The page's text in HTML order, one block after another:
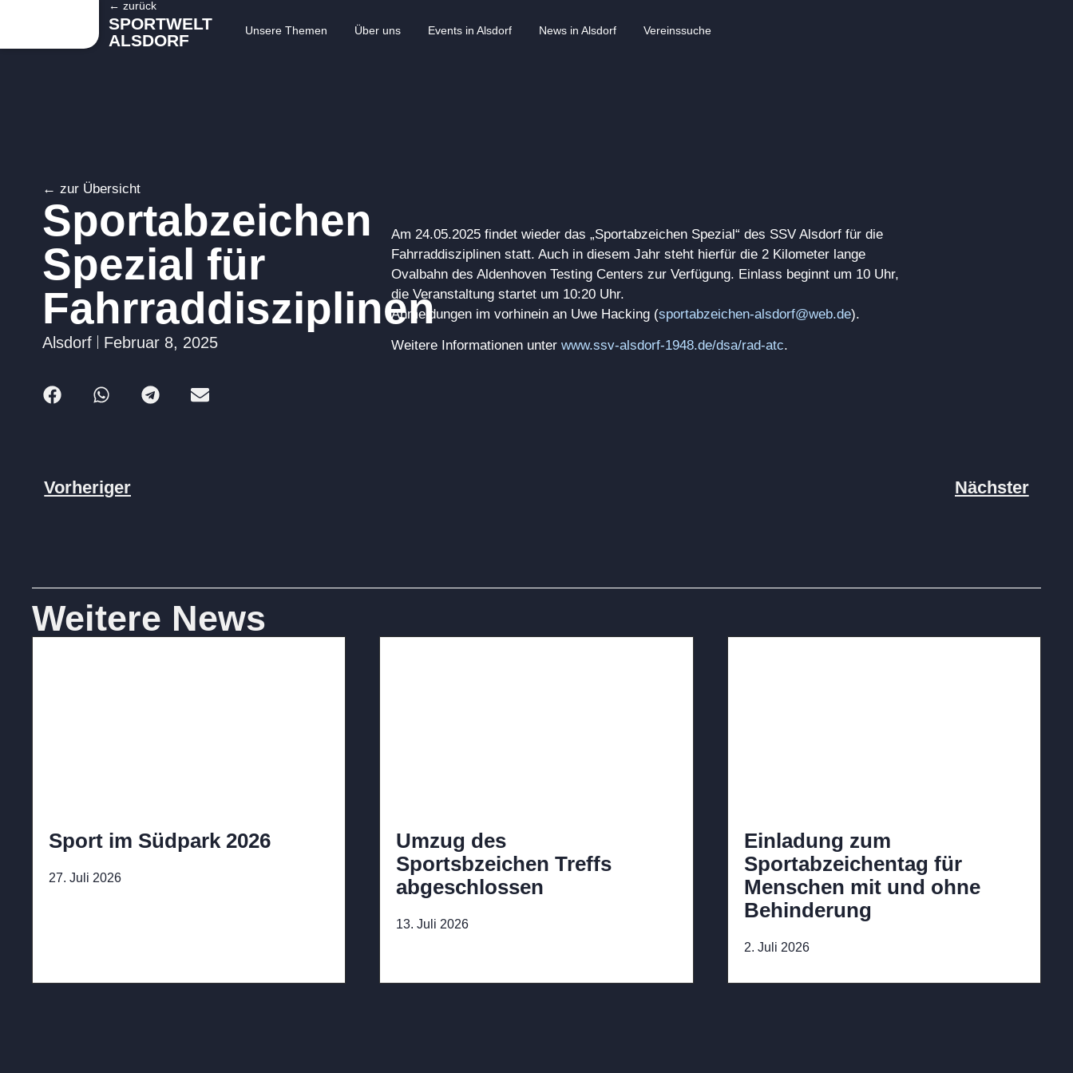
← zurück
SPORTWELT
ALSDORF
Unsere Themen Über uns Events in Alsdorf News in Alsdorf Vereinssuche
← zur Übersicht
Sportabzeichen
Spezial für
Fahrraddisziplinen
Alsdorf Februar 8, 2025
Am 24.05.2025 findet wieder das „Sportabzeichen Spezial“ des SSV Alsdorf für die
Fahrraddisziplinen statt. Auch in diesem Jahr steht hierfür die 2 Kilometer lange
Ovalbahn des Aldenhoven Testing Centers zur Verfügung. Einlass beginnt um 10 Uhr,
die Veranstaltung startet um 10:20 Uhr.
Anmeldungen im vorhinein an Uwe Hacking (sportabzeichen-alsdorf@web.de).
Weitere Informationen unter www.ssv-alsdorf-1948.de/dsa/rad-atc.
Vorheriger Nächster
Weitere News
Sport im Südpark 2026
27. Juli 2026
Umzug des
Sportsbzeichen Treffs
abgeschlossen
13. Juli 2026
Einladung zum
Sportabzeichentag für
Menschen mit und ohne
Behinderung
2. Juli 2026